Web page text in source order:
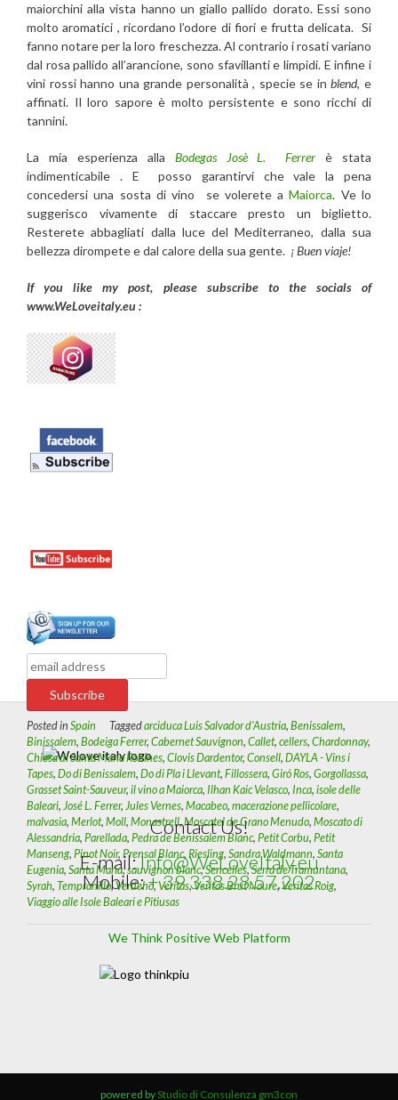
maiorchini alla vista hanno un giallo pallido dorato. Essi sono
molto aromatici , ricordano l’odore di fiori e frutta delicata. Si
fanno notare per la loro freschezza. Al contrario i rosati variano
dal rosa pallido all’arancione, sono sfavillanti e limpidi. E infine i
vini rossi hanno una grande personalità , specie se inblend, e
affinati. Il loro sapore è molto persistente e sono ricchi di
tannini.
La mia esperienza alla Bodegas Josè L. Ferrerè stata
indimenticabile . E posso garantirvi che vale la pena
concedersi una sosta di vino se volerete aMaiorca. Ve lo
suggerisco vivamente di staccare presto un biglietto.
Resterete abbagliati dalla luce del Mediterraneo, dalla sua
bellezza dirompete e dal calore della sua gente. ¡ Buen viaje!
If you like my post, please subscribe to the socials of
www.WeLoveitaly.eu :
Posted in Spain Taggedarciduca Luis Salvador d'Austria, Benissalem,
Binissalem, Bodeiga Ferrer, Cabernet Sauvignon, Callet, cellers, Chardonnay,
Chiesa di Santa Maria Robines, Clovis Dardentor, Consell, DAYLA - Vins i
Tapes, Do di Benissalem, Do di Pla i Llevant, Fillossera, Giró Ros, Gorgollassa,
Grasset Saint-Sauveur, il vino a Maiorca, Ilhan Kaic Velasco, Inca, isole delle
Baleari, José L. Ferrer, Jules Vernes, Macabeo, macerazione pellicolare,
malvasia, Merlot, Moll, Monastrell,Moscatel de Grano Menudo, Moscato di
Alessandria, Parellada, Pedra de Benissalem Blanc, Petit Corbu, Petit
Manseng, Pinot Noir, Prensal Blanc, Riesling, Sandra Waldmann, Santa
Eugenia, Santa Maria,sauvignon blanc,Sencelles,Serra de Tramuntana,
Syrah, Tempranillo,Verdeho,Veritas,Veritas Brut Naure,Veritas Roig,
Viaggio alle Isole Baleari e Pitiusas
Contact Us!
E-mail:Info@WeLoveItaly.eu
Mobile:+ 39 338.28.57.202
We Think Positive Web Platform
powered by Studio di Consulenza gm3con